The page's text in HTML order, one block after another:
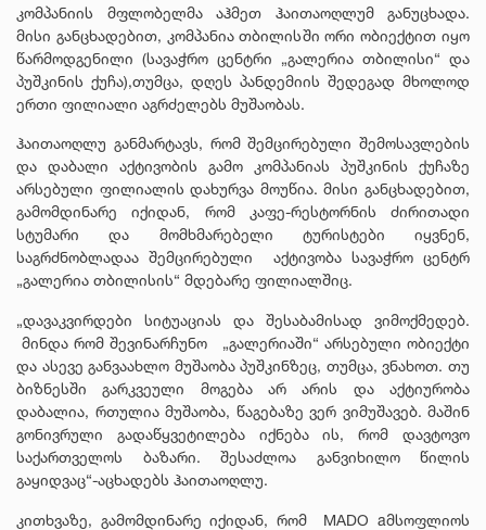
კომპანიის მფლობელმა აჰმეთ ჰაითაოღლუმ განუცხადა.
მისი განცხადებით, კომპანია თბილისში ორი ობიექტით იყო
წარმოდგენილი (სავაჭრო ცენტრი „გალერია თბილისი“ და
პუშკინის ქუჩა),თუმცა, დღეს პანდემიის შედეგად მხოლოდ
ერთი ფილიალი აგრძელებს მუშაობას.
ჰაითაოღლუ განმარტავს, რომ შემცირებული შემოსავლების
და დაბალი აქტივობის გამო კომპანიას პუშკინის ქუჩაზე
არსებული ფილიალის დახურვა მოუწია. მისი განცხადებით,
გამომდინარე იქიდან, რომ კაფე-რესტორნის ძირითადი
სტუმარი და მომხმარებელი ტურისტები იყვნენ,
საგრძნობლადაა შემცირებული აქტივობა სავაჭრო ცენტრ
„გალერია თბილისის“ მდებარე ფილიალშიც.
„დავაკვირდები სიტუაციას და შესაბამისად ვიმოქმედებ.
მინდა რომ შევინარჩუნო „გალერიაში“ არსებული ობიექტი
და ასევე განვაახლო მუშაობა პუშკინზეც, თუმცა, ვნახოთ. თუ
ბიზნესში გარკვეული მოგება არ არის და აქტიურობა
დაბალია, რთულია მუშაობა, წაგებაზე ვერ ვიმუშავებ. მაშინ
გონივრული გადაწყვეტილება იქნება ის, რომ დავტოვო
საქართველოს ბაზარი. შესაძლოა განვიხილო წილის
გაყიდვაც“-აცხადებს ჰაითაოღლუ.
კითხვაზე, გამომდინარე იქიდან, რომ MADO aმსოფლიოს